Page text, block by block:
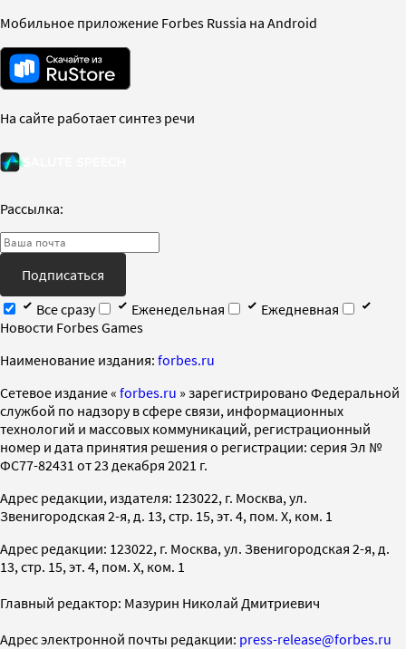
Мобильное приложение Forbes Russia на Android
На сайте работает синтез речи
Рассылка:
Подписаться
Все сразу
Еженедельная
Ежедневная
Новости Forbes Games
Наименование издания: forbes.ru
Cетевое издание « forbes.ru » зарегистрировано Федеральной
службой по надзору в сфере связи, информационных
технологий и массовых коммуникаций, регистрационный
номер и дата принятия решения о регистрации: серия Эл №
ФС77-82431 от 23 декабря 2021 г.
Адрес редакции, издателя: 123022, г. Москва, ул.
Звенигородская 2-я, д. 13, стр. 15, эт. 4, пом. X, ком. 1
Адрес редакции: 123022, г. Москва, ул. Звенигородская 2-я, д.
13, стр. 15, эт. 4, пом. X, ком. 1
Главный редактор: Мазурин Николай Дмитриевич
Адрес электронной почты редакции: press-release@forbes.ru